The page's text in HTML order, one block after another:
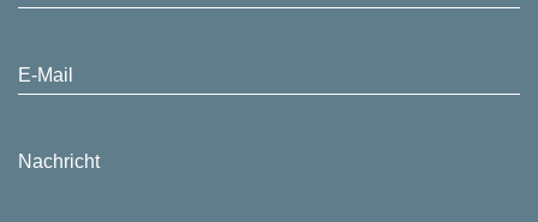
E-Mail
Nachricht